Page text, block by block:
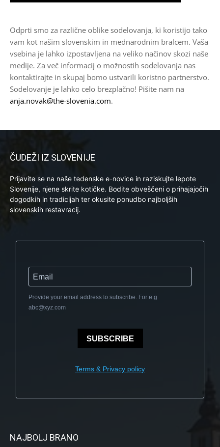
Odprti smo za različne oblike sodelovanja, ki koristijo tako
vam kot našim slovenskim in mednarodnim bralcem. Vaša
vsebina je lahko izpostavljena na veliko načinov skozi naše
medije. Za več informacij o možnostih sodelovanja nas
kontaktirajte in skupaj bomo ustvarili koristno partnerstvo.
Sodelovanje je lahko celo brezplačno! Pišite nam na
anja.novak@the-slovenia.com.
ČUDEŽI IZ SLOVENIJE
Prijavite se na naše tedenske e-novice in raziskujte lepote
Slovenije, njene skrite kotičke. Bodite obveščeni o prihajajočih
dogodkih in tradicijah ter okusite ponudbo najboljših
slovenskih restavracij.
Provide your email address to subscribe. For e.g
abc@xyz.com
SUBSCRIBE
Terms & Privacy policy
NAJBOLJ BRANO